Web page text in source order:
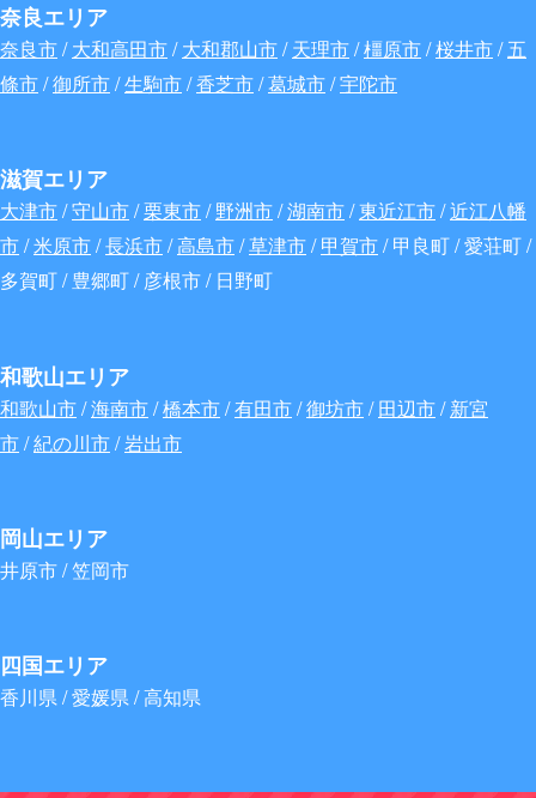
奈良エリア
奈良市/大和高田市/大和郡山市/天理市/橿原市/桜井市/五
條市/御所市/生駒市/香芝市/葛城市/宇陀市
滋賀エリア
大津市/守山市/栗東市/野洲市/湖南市/東近江市/近江八幡
市/米原市/長浜市/高島市/草津市/甲賀市/ 甲良町 / 愛荘町 /
多賀町 / 豊郷町 / 彦根市 / 日野町
和歌山エリア
和歌山市/海南市/橋本市/有田市/御坊市/田辺市/新宮
市/紀の川市/岩出市
岡山エリア
井原市 / 笠岡市
四国エリア
香川県 / 愛媛県 / 高知県